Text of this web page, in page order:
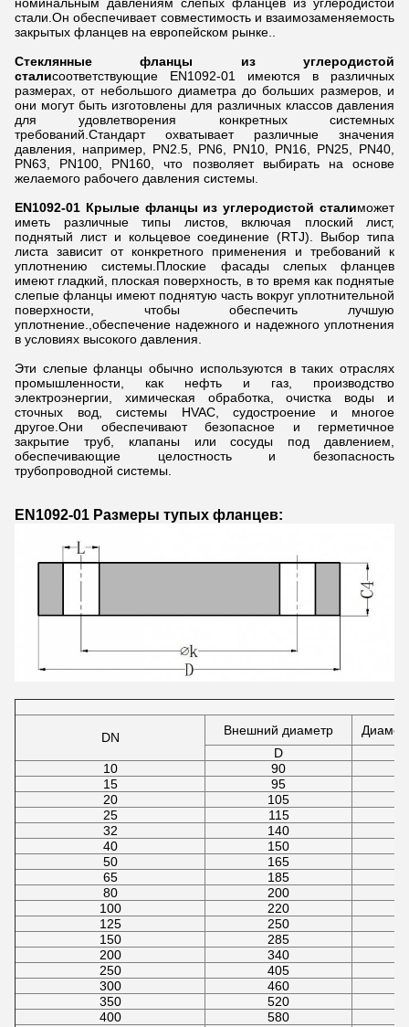
стали.Он обеспечивает совместимость и взаимозаменяемость
закрытых фланцев на европейском рынке..
Стеклянные фланцы из углеродистой
сталисоответствующие EN1092-01 имеются в различных
размерах, от небольшого диаметра до больших размеров, и
они могут быть изготовлены для различных классов давления
для удовлетворения конкретных системных
требований.Стандарт охватывает различные значения
давления, например, PN2.5, PN6, PN10, PN16, PN25, PN40,
PN63, PN100, PN160, что позволяет выбирать на основе
желаемого рабочего давления системы.
EN1092-01 Крылые фланцы из углеродистой сталиможет
иметь различные типы листов, включая плоский лист,
поднятый лист и кольцевое соединение (RTJ). Выбор типа
листа зависит от конкретного применения и требований к
уплотнению системы.Плоские фасады слепых фланцев
имеют гладкий, плоская поверхность, в то время как поднятые
слепые фланцы имеют поднятую часть вокруг уплотнительной
поверхности, чтобы обеспечить лучшую
уплотнение.,обеспечение надежного и надежного уплотнения
в условиях высокого давления.
Эти слепые фланцы обычно используются в таких отраслях
промышленности, как нефть и газ, производство
электроэнергии, химическая обработка, очистка воды и
сточных вод, системы HVAC, судостроение и многое
другое.Они обеспечивают безопасное и герметичное
закрытие труб, клапаны или сосуды под давлением,
обеспечивающие целостность и безопасность
трубопроводной системы.
EN1092-01 Размеры тупых фланцев:
DN Внешний диаметр
D
10
90
15
95
20
105
25
115
32
140
40
150
50
165
65
185
80
200
100
220
125
250
150
285
200
340
250
405
300
460
350
520
400
580